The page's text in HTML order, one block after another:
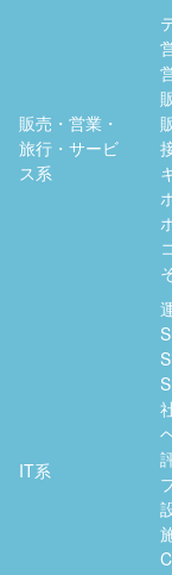
販売・営業・
旅行・サービ
ス系
IT系